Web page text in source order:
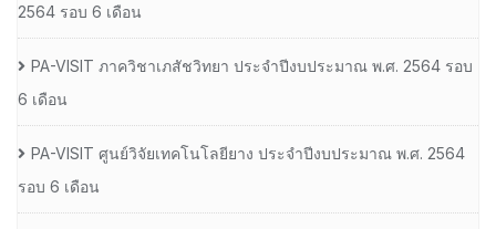
2564 รอบ 6 เดือน
PA-VISIT ภาควิชาเภสัชวิทยา ประจำปีงบประมาณ พ.ศ. 2564 รอบ
6 เดือน
PA-VISIT ศูนย์วิจัยเทคโนโลยียาง ประจำปีงบประมาณ พ.ศ. 2564
รอบ 6 เดือน